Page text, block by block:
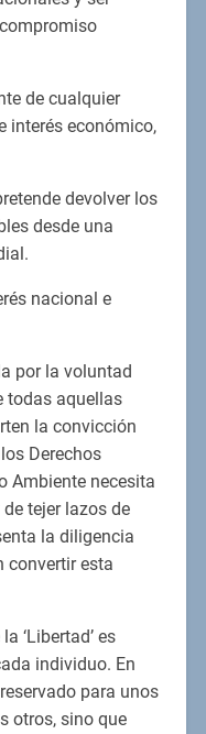
de cualquier
interés económico,
devolver los
desde una
nacional e
por la voluntad
todas aquellas
la convicción
Derechos
Ambiente necesita
tejer lazos de
la diligencia
convertir esta
‘Libertad’ es
individuo. En
para unos
otros, sino que